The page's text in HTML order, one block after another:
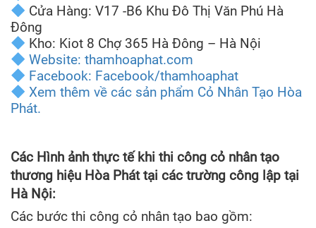
Cửa Hàng: V17 -B6 Khu Đô Thị Văn Phú Hà
Đông
Kho: Kiot 8 Chợ 365 Hà Đông – Hà Nội
Website: thamhoaphat.com
Facebook: Facebook/thamhoaphat
Xem thêm về các sản phẩm Cỏ Nhân Tạo Hòa
Phát.
Các Hình ảnh thực tế khi thi công cỏ nhân tạo
thương hiệu Hòa Phát tại các trường công lập tại
Hà Nội:
Các bước thi công cỏ nhân tạo bao gồm: